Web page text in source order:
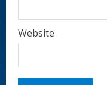
Website